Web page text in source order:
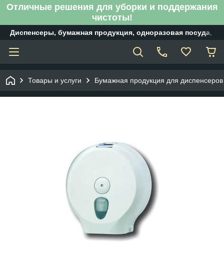
Отличные решения для уборки и поддержания
чистоты!
Диспенсеры, бумажная продукция, одноразовая посуда,
Товары и услуги Бумажная продукция для диспенсеров